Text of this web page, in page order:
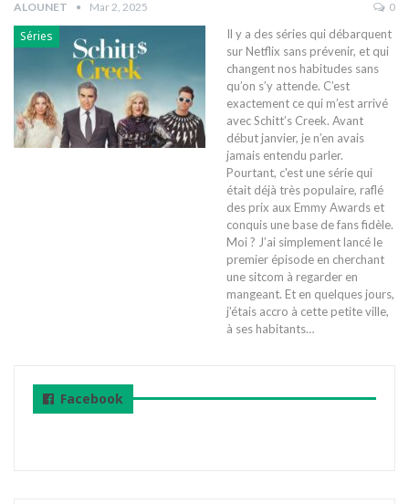
ALOUNET Mar 2, 2025 0
Séries
Il y a des séries qui débarquent
sur Netflix sans prévenir, et qui
changent nos habitudes sans
qu’on s’y attende. C’est
exactement ce qui m’est arrivé
avec Schitt’s Creek. Avant
début janvier, je n’en avais
jamais entendu parler.
Pourtant, c'est une série qui
était déjà très populaire, raflé
des prix aux Emmy Awards et
conquis une base de fans fidèle.
Moi ? J’ai simplement lancé le
premier épisode en cherchant
une sitcom à regarder en
mangeant. Et en quelques jours,
j’étais accro à cette petite ville,
à ses habitants…
Facebook